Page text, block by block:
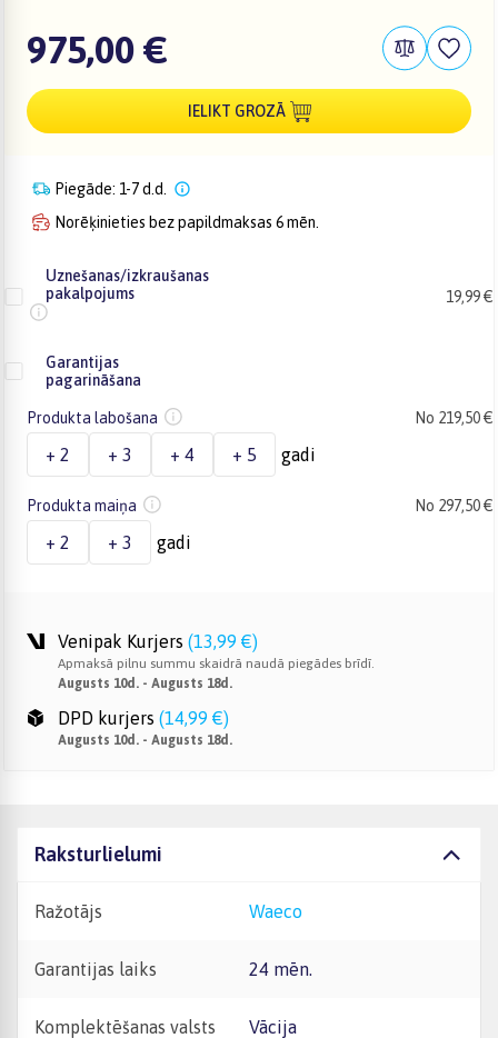
975,00 €
IELIKT GROZĀ
Piegāde: 1-7 d.d.
Norēķinieties bez papildmaksas 6 mēn.
Uznešanas/izkraušanas
pakalpojums
19,99 €
Garantijas
pagarināšana
Produkta labošana No 219,50 €
+ 2 + 3 + 4 + 5 gadi
Produkta maiņa No 297,50 €
+ 2 + 3 gadi
Venipak Kurjers (13,99 €)
Apmaksā pilnu summu skaidrā naudā piegādes brīdī.
Augusts 10d. - Augusts 18d.
DPD kurjers (14,99 €)
Augusts 10d. - Augusts 18d.
Raksturlielumi
Ražotājs Waeco
Garantijas laiks 24 mēn.
Komplektēšanas valsts Vācija